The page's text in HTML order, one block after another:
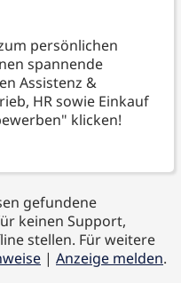
persönlichen
spannende
Assistenz &
HR sowie Einkauf
klicken!
gefundene
keinen Support,
stellen. Für weitere
| Anzeige melden.